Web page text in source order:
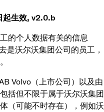
起生效, v2.0.b
的个人数据有关的信息
是沃尔沃集团公司的员工，
Volvo（上市公司）以及由
括但不限于属于沃尔沃集团
（可能不时存在），例如沃